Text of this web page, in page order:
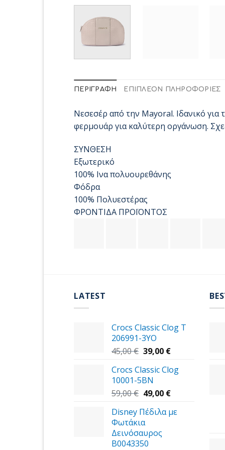
ΠΕΡΙΓΡΑΦΉ ΕΠΙΠΛΈΟΝ ΠΛΗΡΟΦΟΡΊΕΣ
Νεσεσέρ από την Mayoral. Ιδανικό για
φερμουάρ για καλύτερη οργάνωση.
ΣΥΝΘΕΣΗ
Εξωτερικό
100% Ινα πολυουρεθάνης
Φόδρα
100% Πολυεστέρας
ΦΡΟΝΤΙΔΑ ΠΡΟΪΟΝΤΟΣ
LATEST
Crocs Classic Clog T
206991-3YΟ
45,00€ Original
was:
45,00 €.
39,00 €Η
τιμή
39,00 €.
Crocs Classic Clog
10001-5BN
59,00€ Original
was:
59,00 €.
49,00 €Η
τιμή
Disney Πέδιλα με
Φωτάκια
Δεινόσαυρος
B0043350